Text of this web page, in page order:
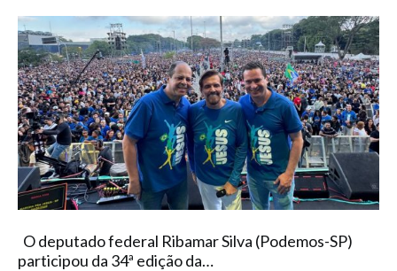
O deputado federal Ribamar Silva (Podemos-SP)
participou da 34ª edição da…